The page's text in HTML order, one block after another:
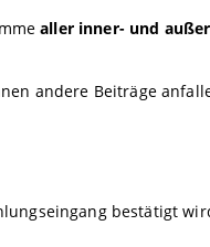
aller inner- und
andere Beiträge
bestätigt